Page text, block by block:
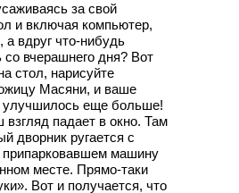
за свой
и включая компьютер,
а вдруг что-нибудь
со вчерашнего дня? Вот
стол, нарисуйте
Масяни, и ваше
улучшилось еще больше!
взгляд падает в окно. Там
дворник ругается с
припарковавшем машину
месте. Прямо-таки
Вот и получается, что